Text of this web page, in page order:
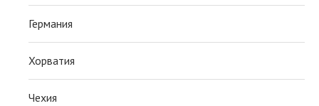
Германия
Хорватия
Чехия